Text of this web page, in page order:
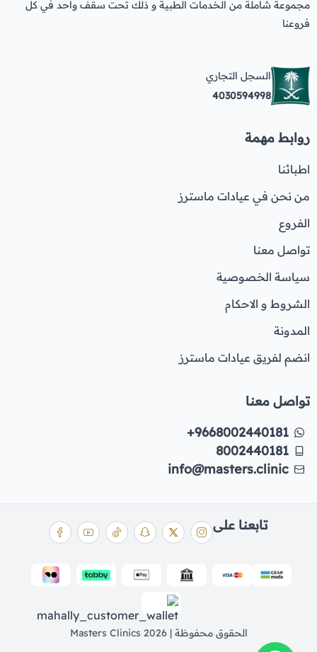
مجموعة شاملة من الخدمات الطبية و ذلك تحت سقف واحد في كل
فروعنا
السجل التجاري
4030594998
روابط مهمة
اطبائنا
من نحن في عيادات ماسترز
الفروع
تواصل معنا
سياسة الخصوصية
الشروط و الاحكام
المدونة
انضم لفريق عيادات ماسترز
تواصل معنا
+9668002440181
8002440181
info@masters.clinic
الحقوق محفوظة | 2026 Masters Clinics
تابعنا على